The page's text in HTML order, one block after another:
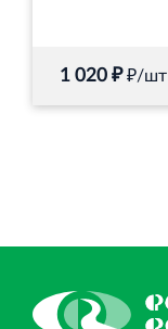
1 020 ₽₽/шт